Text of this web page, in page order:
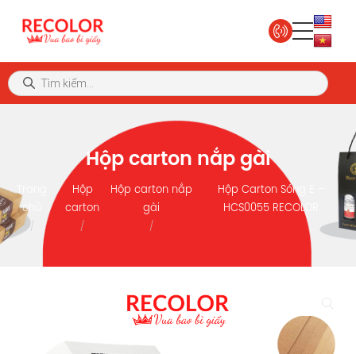
Hộp carton nắp gài
chủ
Hộp
carton
Hộp carton nắp
gài
Hộp Carton Sóng E –
HCS0055 RECOLOR